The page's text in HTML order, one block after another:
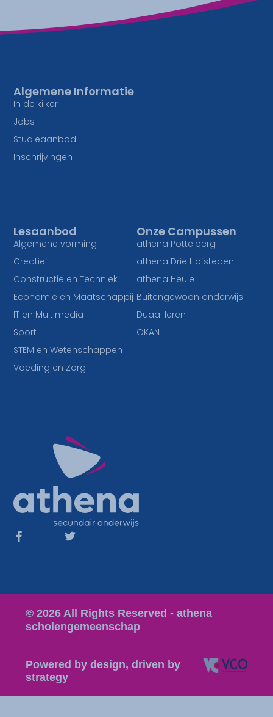
Onze Campussen
athena Pottelberg
athena Drie Hofsteden
athena Heule
Buitengewoon onderwijs
Duaal leren
OKAN
Lesaanbod
Algemene vorming
Creatief
Constructie en Techniek
Economie en Maatschappij
IT en Multimedia
Sport
STEM en Wetenschappen
Voeding en Zorg
Algemene Informatie
In de kijker
Jobs
Studieaanbod
Inschrijvingen
© 2026 All Rights Reserved - athena
scholengemeenschap
Powered by design, driven by
strategy